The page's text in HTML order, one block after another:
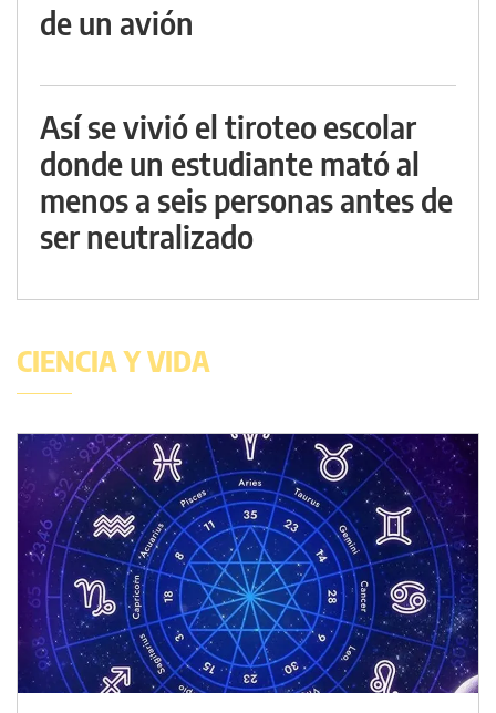
de un avión
Así se vivió el tiroteo escolar
donde un estudiante mató al
menos a seis personas antes de
ser neutralizado
CIENCIA Y VIDA